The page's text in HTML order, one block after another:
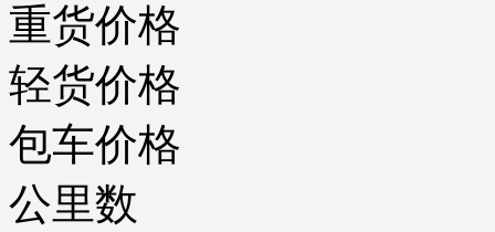
重货价格
轻货价格
包车价格
公里数